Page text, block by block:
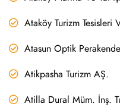
Ataköy Turizm Tesisleri
Atasun Optik
Atikpasha Turizm AŞ.
Atilla Dural Müm. İnş.